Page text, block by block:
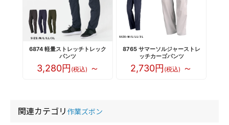
6874 軽量ストレッチトレック
パンツ
3,280円 (税込) ～
8765 サマーソルジャーストレ
ッチカーゴパンツ
2,730円 (税込) ～
関連カテゴリ 作業ズボン